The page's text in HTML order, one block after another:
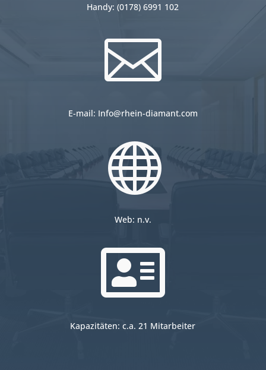
Handy:(0178) 6991 102

E-mail: Info@rhein-diamant.com

Web: n.v.

Kapazitäten: c.a. 21 Mitarbeiter